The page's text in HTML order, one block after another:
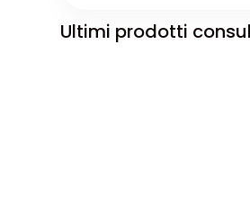
Ultimi prodotti